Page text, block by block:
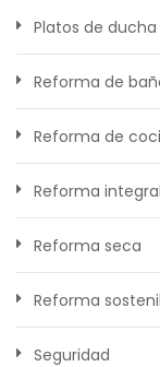
Platos de ducha
Reforma de
Reforma de
Reforma integral
Reforma seca
Reforma
Seguridad